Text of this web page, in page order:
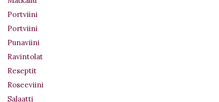
Portviini
Portviini
Punaviini
Ravintolat
Reseptit
Roseeviini
Salaatti